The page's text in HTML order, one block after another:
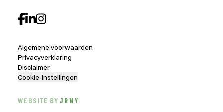
Algemene voorwaarden
Privacyverklaring
Disclaimer
Cookie-instellingen